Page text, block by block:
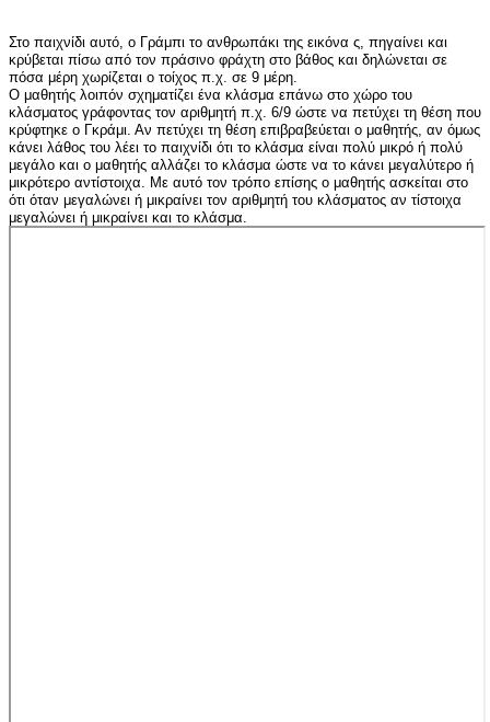
Στο παιχνίδι αυτό, ο Γράμπι το ανθρωπάκι της εικόνα ς, πηγαίνει και
κρύβεται πίσω από τον πράσινο φράχτη στο βάθος και δηλώνεται σε
πόσα μέρη χωρίζεται ο τοίχος π.χ. σε 9 μέρη.
Ο μαθητής λοιπόν σχηματίζει ένα κλάσμα επάνω στο χώρο του
κλάσματος γράφοντας τον αριθμητή π.χ. 6/9 ώστε να πετύχει τη θέση που
κρύφτηκε ο Γκράμι. Αν πετύχει τη θέση επιβραβεύεται ο μαθητής, αν όμως
κάνει λάθος του λέει το παιχνίδι ότι το κλάσμα είναι πολύ μικρό ή πολύ
μεγάλο και ο μαθητής αλλάζει το κλάσμα ώστε να το κάνει μεγαλύτερο ή
μικρότερο αντίστοιχα. Με αυτό τον τρόπο επίσης ο μαθητής ασκείται στο
ότι όταν μεγαλώνει ή μικραίνει τον αριθμητή του κλάσματος αν τίστοιχα
μεγαλώνει ή μικραίνει και το κλάσμα.